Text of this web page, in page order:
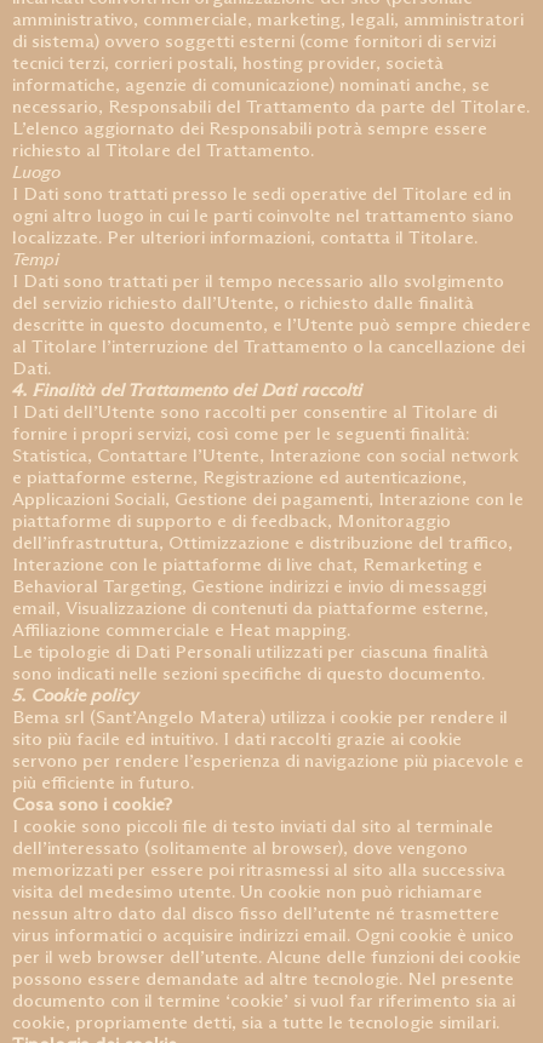
amministrativo, commerciale, marketing, legali, amministratori
di sistema) ovvero soggetti esterni (come fornitori di servizi
tecnici terzi, corrieri postali, hosting provider, società
informatiche, agenzie di comunicazione) nominati anche, se
necessario, Responsabili del Trattamento da parte del Titolare.
L’elenco aggiornato dei Responsabili potrà sempre essere
richiesto al Titolare del Trattamento.
Luogo
I Dati sono trattati presso le sedi operative del Titolare ed in
ogni altro luogo in cui le parti coinvolte nel trattamento siano
localizzate. Per ulteriori informazioni, contatta il Titolare.
Tempi
I Dati sono trattati per il tempo necessario allo svolgimento
del servizio richiesto dall’Utente, o richiesto dalle finalità
descritte in questo documento, e l’Utente può sempre chiedere
al Titolare l’interruzione del Trattamento o la cancellazione dei
Dati.
4. Finalità del Trattamento dei Dati raccolti
I Dati dell’Utente sono raccolti per consentire al Titolare di
fornire i propri servizi, così come per le seguenti finalità:
Statistica, Contattare l’Utente, Interazione con social network
e piattaforme esterne, Registrazione ed autenticazione,
Applicazioni Sociali, Gestione dei pagamenti, Interazione con le
piattaforme di supporto e di feedback, Monitoraggio
dell’infrastruttura, Ottimizzazione e distribuzione del traffico,
Interazione con le piattaforme di live chat, Remarketing e
Behavioral Targeting, Gestione indirizzi e invio di messaggi
email, Visualizzazione di contenuti da piattaforme esterne,
Affiliazione commerciale e Heat mapping.
Le tipologie di Dati Personali utilizzati per ciascuna finalità
sono indicati nelle sezioni specifiche di questo documento.
5. Cookie policy
Bema srl (Sant’Angelo Matera) utilizza i cookie per rendere il
sito più facile ed intuitivo. I dati raccolti grazie ai cookie
servono per rendere l’esperienza di navigazione più piacevole e
più efficiente in futuro.
Cosa sono i cookie?
I cookie sono piccoli file di testo inviati dal sito al terminale
dell’interessato (solitamente al browser), dove vengono
memorizzati per essere poi ritrasmessi al sito alla successiva
visita del medesimo utente. Un cookie non può richiamare
nessun altro dato dal disco fisso dell’utente né trasmettere
virus informatici o acquisire indirizzi email. Ogni cookie è unico
per il web browser dell’utente. Alcune delle funzioni dei cookie
possono essere demandate ad altre tecnologie. Nel presente
documento con il termine ‘cookie’ si vuol far riferimento sia ai
cookie, propriamente detti, sia a tutte le tecnologie similari.